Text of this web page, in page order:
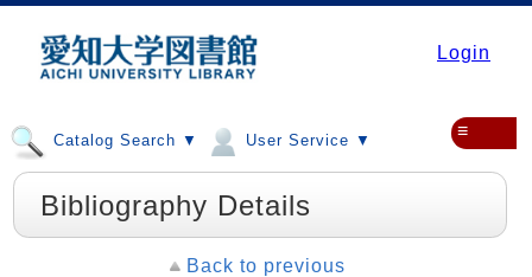
Login
Catalog Search ▼ User Service ▼ ≡
Bibliography Details
Back to previous